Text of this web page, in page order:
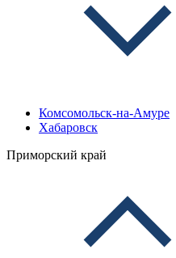
Комсомольск-на-Амуре
Хабаровск
Приморский край